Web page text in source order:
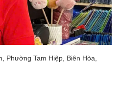
Phường Tam Hiệp, Biên Hòa,